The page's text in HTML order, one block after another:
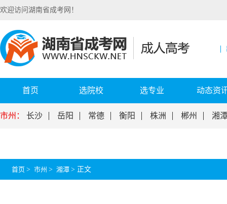
欢迎访问湖南省成考网！
首页 选院校 选专业 动态资
市州： 长沙 岳阳 常德 衡阳 株洲 郴州 湘
首页 > 市州 > 湘潭 > 正文